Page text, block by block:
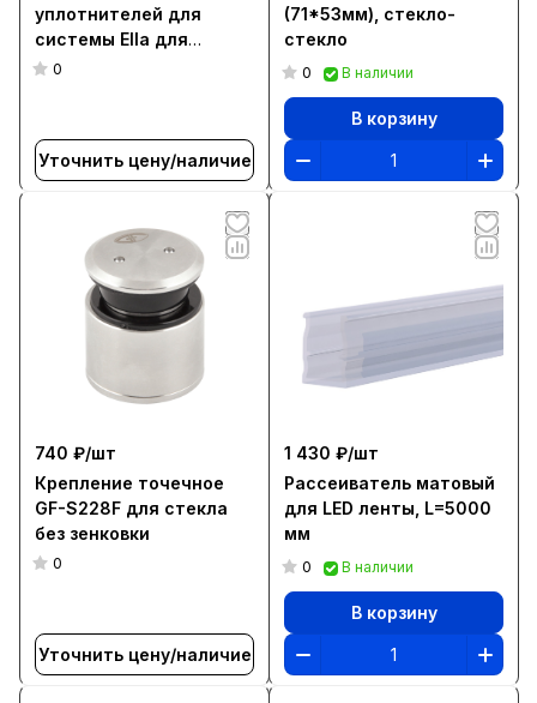
уплотнителей для
системы Ella для
стекла 12 мм, L=3000
0
Уточнить цену/наличие
(71*53мм), стекло-
стекло
0 В наличии
В корзину
740 ₽/шт
Крепление точечное
GF-S228F для стекла
без зенковки
0
Уточнить цену/наличие
1 430 ₽/шт
Рассеиватель матовый
для LED ленты, L=5000
мм
0 В наличии
В корзину